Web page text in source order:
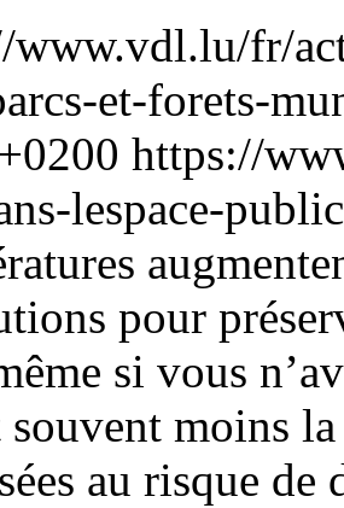
www.vdl.lu/fr/
et-forets-
https://
lespace-
pour
si vous
souvent moins
au risque